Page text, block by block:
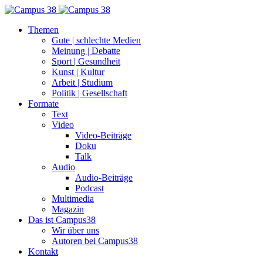
Themen
Gute | schlechte Medien
Meinung | Debatte
Sport | Gesundheit
Kunst | Kultur
Arbeit | Studium
Politik | Gesellschaft
Formate
Text
Video
Video-Beiträge
Doku
Talk
Audio
Audio-Beiträge
Podcast
Multimedia
Magazin
Das ist Campus38
Wir über uns
Autoren bei Campus38
Kontakt